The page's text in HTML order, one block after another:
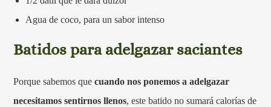
Agua de coco, para un sabor intenso
Batidos para adelgazar saciantes
Porque sabemos quecuando nos ponemos a adelgazar
necesitamos sentirnos llenos, este batido no sumará calorías de